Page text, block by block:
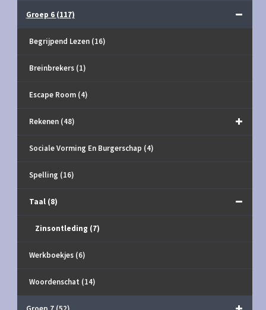
Groep 6 (117)
Begrijpend Lezen (16)
Breinbrekers (1)
Escape Room (4)
Rekenen (48)
Sociale Vorming En Burgerschap (4)
Spelling (16)
Taal (8)
Zinsontleding (7)
Werkboekjes (6)
Woordenschat (14)